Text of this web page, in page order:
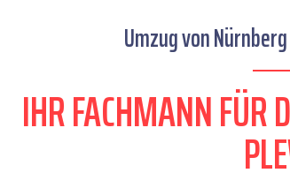
Umzug von
IHR FACHMANN FÜR